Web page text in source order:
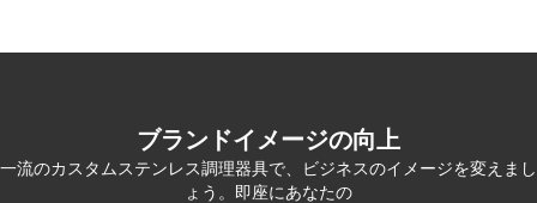
ブランドイメージの向上
一流のカスタムステンレス調理器具で、ビジネスのイメージを変えまし
ょう。即座にあなたの